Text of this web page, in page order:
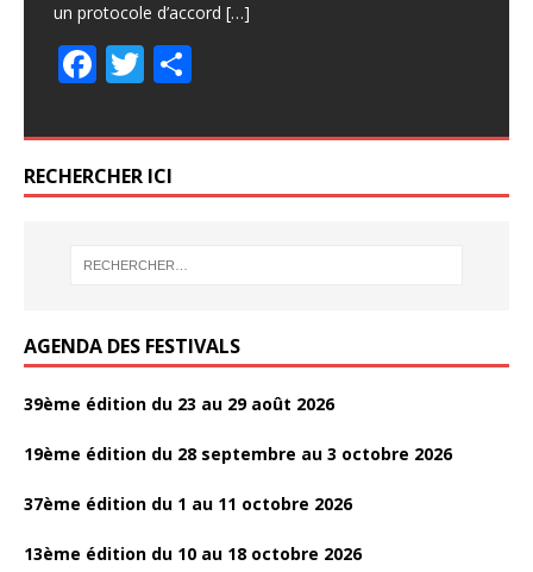
un protocole d’accord […]
F
e
b
o
T
itt
er
ta
RECHERCHER ICI
AGENDA DES FESTIVALS
39ème édition du 23 au 29 août 2026
19ème édition du 28 septembre au 3 octobre 2026
37ème édition du 1 au 11 octobre 2026
13ème édition du 10 au 18 octobre 2026